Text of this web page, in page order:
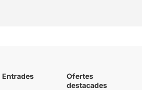
Entrades
Ofertes
destacades